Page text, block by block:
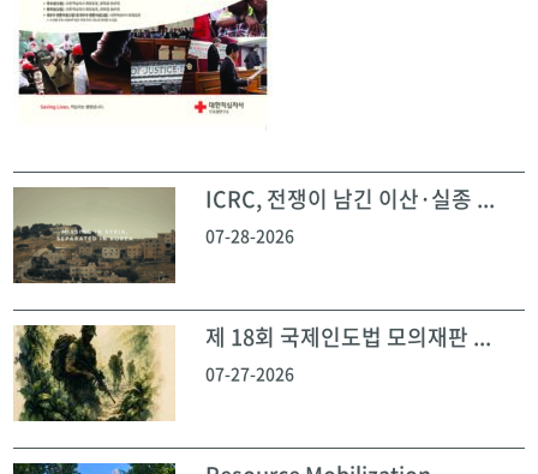
ICRC, 전쟁이 남긴 이산·실종 ...
07-28-2026
제 18회 국제인도법 모의재판 ...
07-27-2026